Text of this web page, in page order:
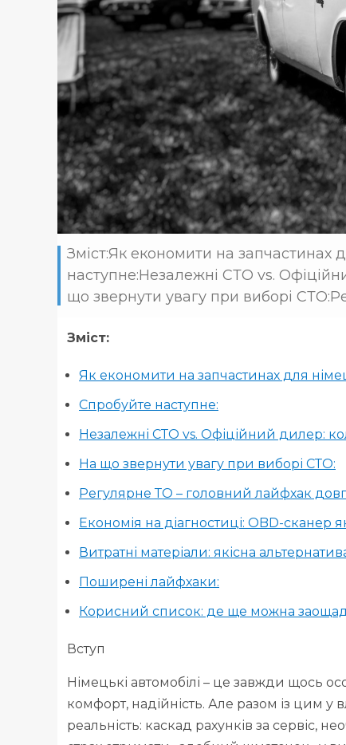
Зміст:Як економити на запчастинах
наступне:Незалежні СТО vs.
що звернути увагу при виборі
Зміст:
Як економити на запчастинах для
Спробуйте наступне:
Незалежні СТО vs. Офіційний дилер:
На що звернути увагу при виборі СТО:
Регулярне ТО – головний лайфхак
Економія на діагностиці: OBD-сканер
Витратні матеріали: якісна
Поширені лайфхаки:
Корисний список: де ще можна
Вступ
Німецькі автомобілі – це завжди щось
комфорт, надійність. Але разом із цим у
реальність: каскад рахунків за сервіс,